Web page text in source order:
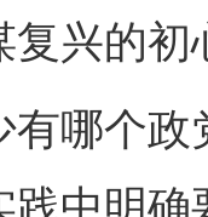
复兴的
个政
践中明